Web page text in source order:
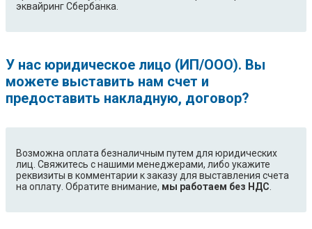
эквайринг Сбербанка.
У нас юридическое лицо (ИП/ООО). Вы
можете выставить нам счет и
предоставить накладную, договор?
Возможна оплата безналичным путем для юридических
лиц. Свяжитесь с нашими менеджерами, либо укажите
реквизиты в комментарии к заказу для выставления счета
на оплату. Обратите внимание, мы работаем без НДС